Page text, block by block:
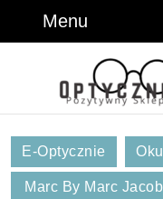
Menu
E-Optycznie
Marc By Marc